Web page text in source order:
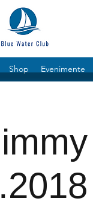
Shop Evenimente